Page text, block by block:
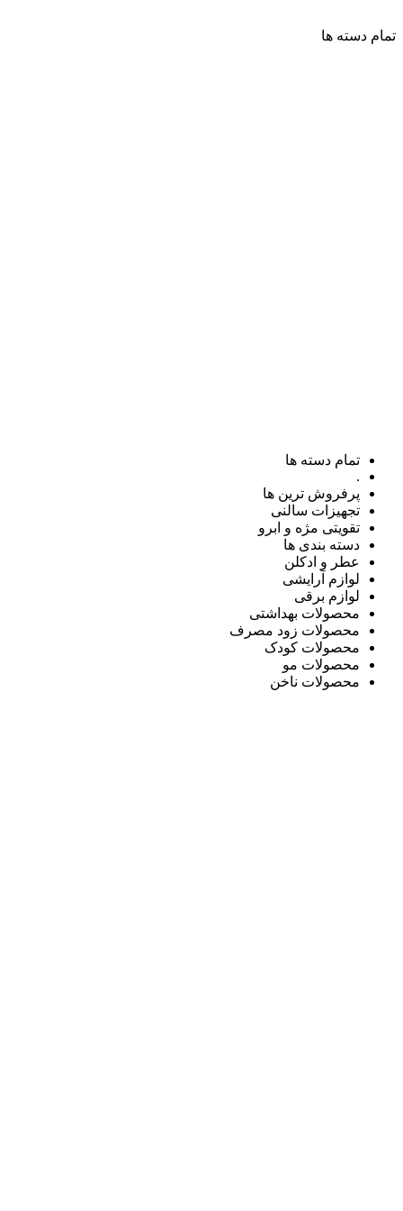
تمام دسته ها
تمام دسته ها
.
پرفروش ترین ها
تجهیزات سالنی
تقویتی مژه و ابرو
دسته بندی ها
عطر و ادکلن
لوازم آرایشی
لوازم برقی
محصولات بهداشتی
محصولات زود مصرف
محصولات کودک
محصولات مو
محصولات ناخن